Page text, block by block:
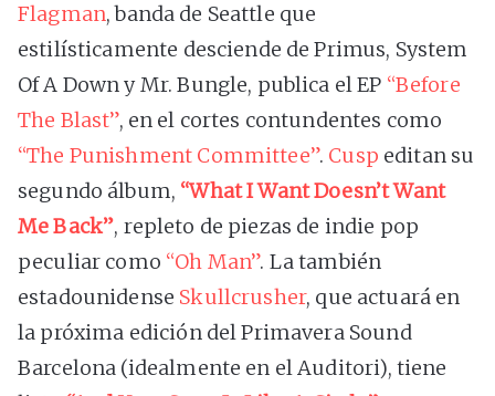
Flagman, banda de Seattle que
estilísticamente desciende de Primus, System
Of A Down y Mr. Bungle, publica el EP “Before
The Blast”, en el cortes contundentes como
“The Punishment Committee”. Cusp editan su
segundo álbum, “What I Want Doesn’t Want
Me Back”, repleto de piezas de indie pop
peculiar como “Oh Man”. La también
estadounidense Skullcrusher, que actuará en
la próxima edición del Primavera Sound
Barcelona (idealmente en el Auditori), tiene